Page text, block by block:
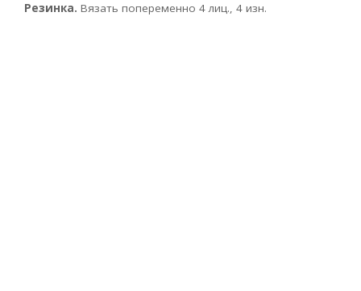
Резинка. Вязать попеременно 4 лиц., 4 изн.